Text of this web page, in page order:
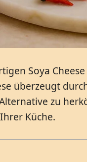
Soya
überzeugt
zu
Küche.